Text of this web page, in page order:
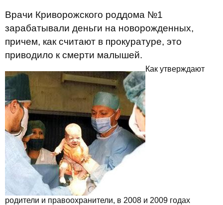
Врачи Криворожского роддома №1
зарабатывали деньги на новорожденных,
причем, как считают в прокуратуре, это
приводило к смерти малышей.
Как утверждают
родители и правоохранители, в 2008 и 2009 годах